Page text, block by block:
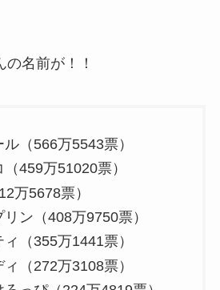
名前が！！
（566万5543票）
459万51020票）
万5678票）
ン（408万9750票）
（355万1441票）
（272万3108票）